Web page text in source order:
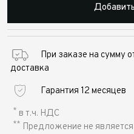
При заказе на сумму
доставка
Гарантия 12 месяцев
* в т.ч. НДС
** Предложение не